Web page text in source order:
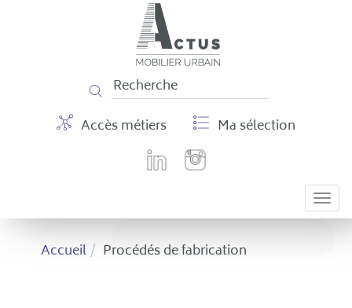
Accès métiers Ma sélection
Accueil
Procédés de fabrication
Panneau de gestion des cookies